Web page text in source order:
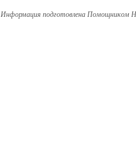
Информация подготовлена Помощником